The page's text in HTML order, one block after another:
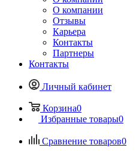
О компании
Отзывы
Карьера
Контакты
Партнеры
Контакты
Личный кабинет
Корзина0
Избранные товары0
Сравнение товаров0